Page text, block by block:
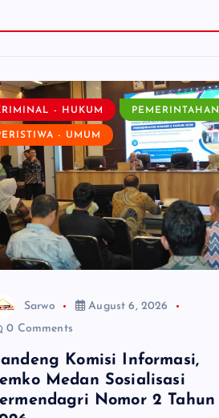
- HUKUM PEMERINTAHAN
- UMUM
Sarwo
August 6, 2026
0 Comments
Komisi Informasi,
Medan Sosialisasi
Nomor 2 Tahun